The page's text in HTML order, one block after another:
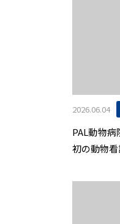
2026.06.04
PAL動物
初の動物